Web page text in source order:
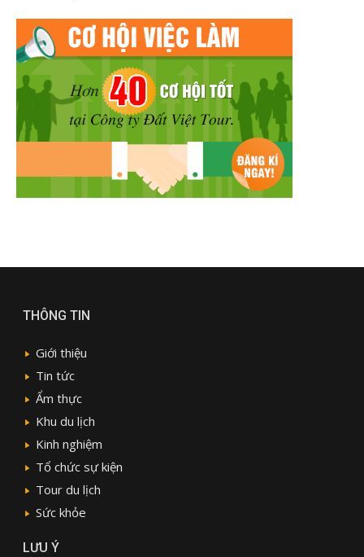
THÔNG TIN
Giới thiệu
Tin tức
Ẩm thực
Khu du lịch
Kinh nghiệm
Tổ chức sự kiện
Tour du lịch
Sức khỏe
LƯU Ý